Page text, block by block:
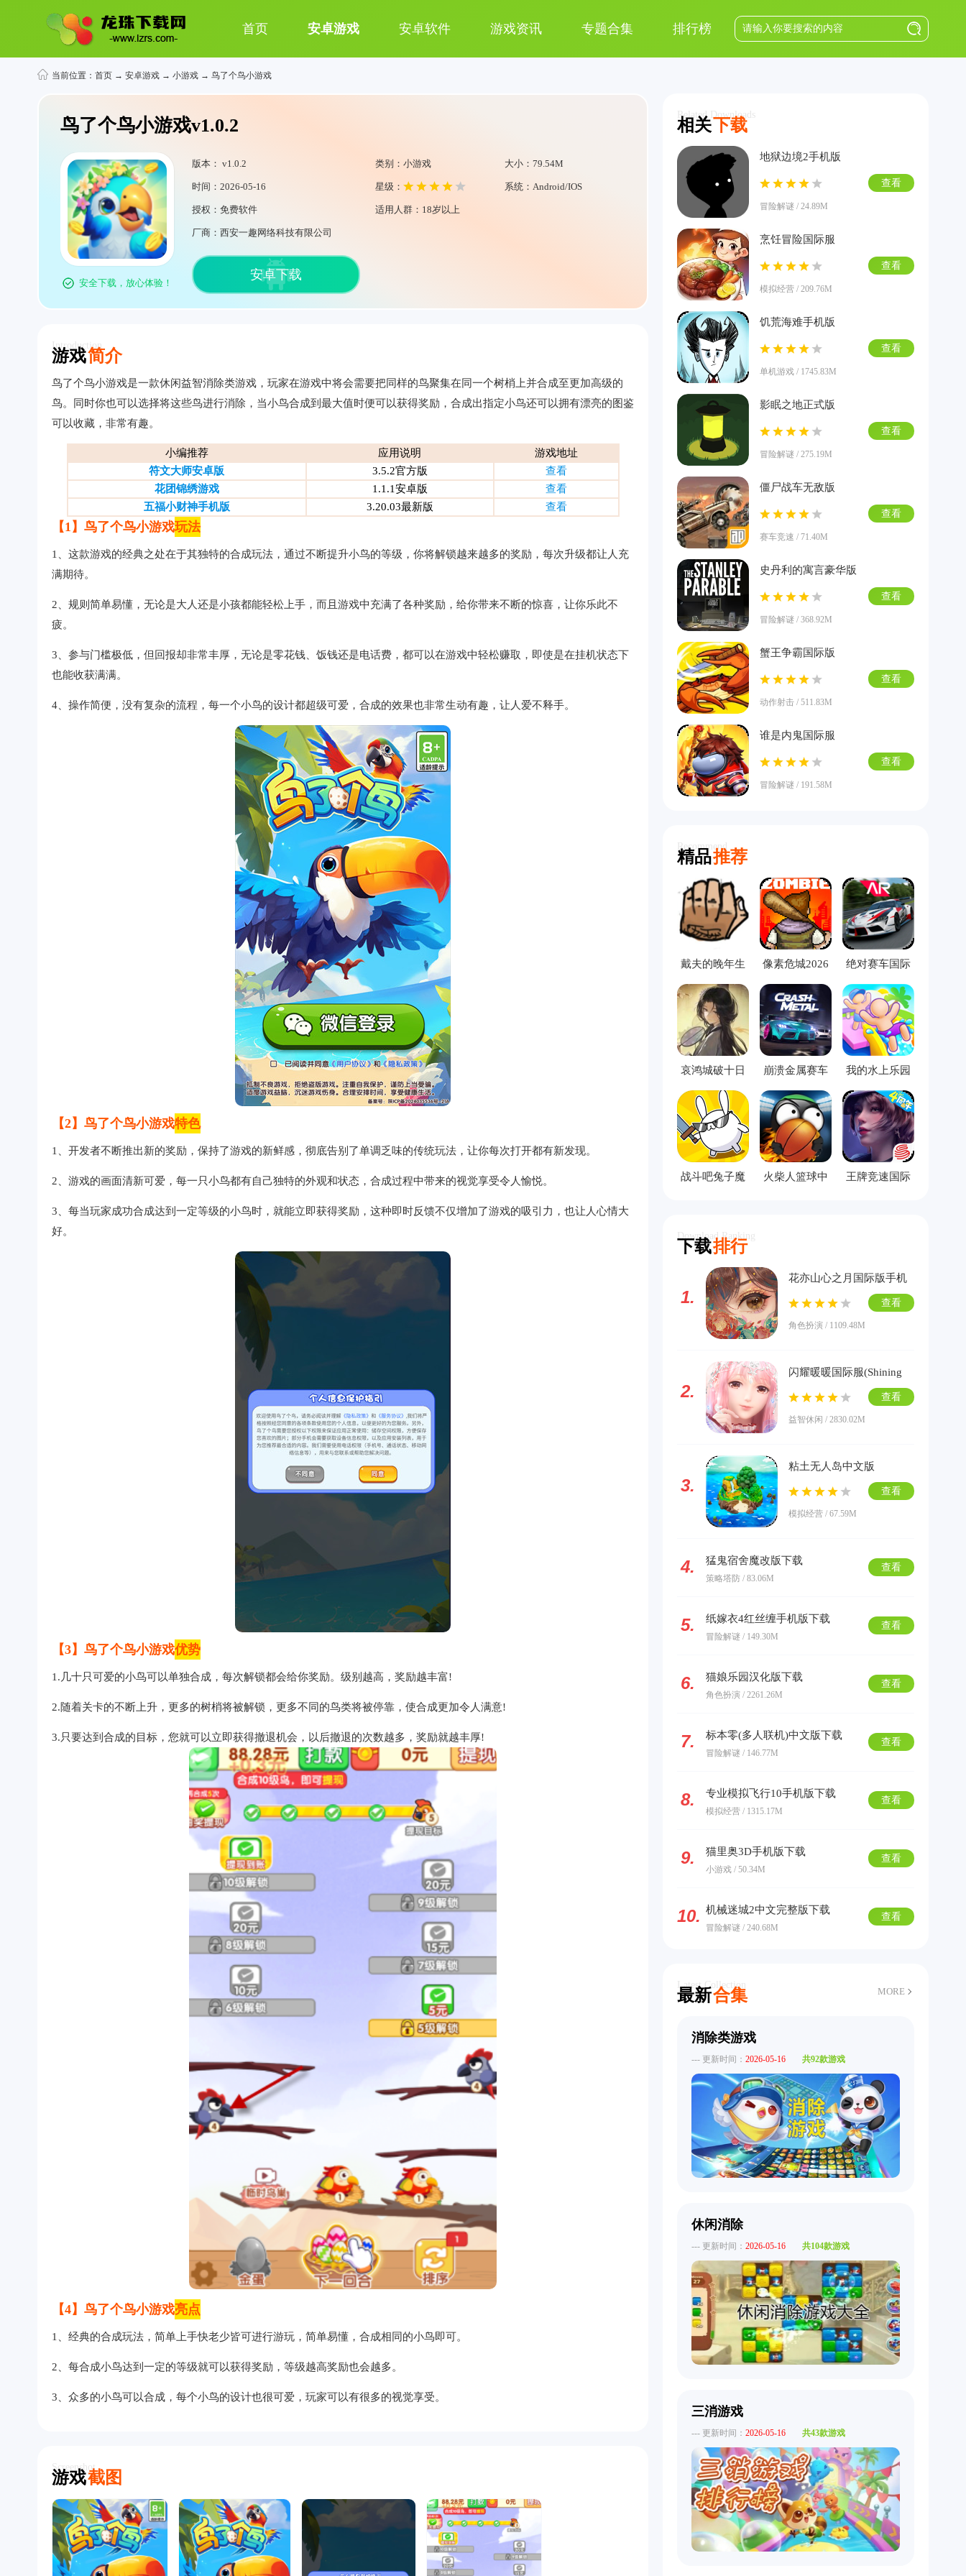
首页 安卓游戏 安卓软件 游戏资讯 专题合集 排行榜
当前位置： 首页 → 安卓游戏 → 小游戏 → 鸟了个鸟小游戏
鸟了个鸟小游戏v1.0.2
安全下载，放心体验！
版本： v1.0.2 类别：小游戏 大小：79.54M
时间：2026-05-16 星级： 系统：Android/IOS
授权：免费软件 适用人群：18岁以上
厂商：西安一趣网络科技有限公司
安卓下载
游戏简介
Introduction
鸟了个鸟小游戏是一款休闲益智消除类游戏，玩家在游戏中将会需要把同样的鸟聚集在同一个树梢上并合成至更加高级的
鸟。同时你也可以选择将这些鸟进行消除，当小鸟合成到最大值时便可以获得奖励，合成出指定小鸟还可以拥有漂亮的图鉴
可以收藏，非常有趣。
小编推荐 应用说明
游戏地址
符文大师安卓版
3.5.2官方版
查看
花团锦绣游戏
1.1.1安卓版
查看
五福小财神手机版
3.20.03最新版 查看
【1】鸟了个鸟小游戏玩法
1、这款游戏的经典之处在于其独特的合成玩法，通过不断提升小鸟的等级，你将解锁越来越多的奖励 ，每次升级都让人充
满期待。
2、规则简单易懂，无论是大人还是小孩都能轻松上手，而且游戏中充满了各种奖励，给你带来不断的惊喜，让你乐此不
疲。
3、参与门槛极低，但回报却非常丰厚，无论是零花钱、饭钱还是电话费，都可以在游戏中轻松赚取，即使是在挂机状态下
也能收获满满。
4、操作简便，没有复杂的流程，每一个小鸟的设计都超级可爱，合成的效果也非常生动有趣，让人爱不释手。
【2】鸟了个鸟小游戏特色
1、开发者不断推出新的奖励，保持了游戏的新鲜感，彻底告别了单调乏味的传统玩法，让你每次打开都有新发现。
2、游戏的画面清新可爱，每一只小鸟都有自己独特的外观和状态，合成过程中带来的视觉享受令人愉悦。
3、每当玩家成功合成达到一定等级的小鸟时，就能立即获得奖励，这种即时反馈不仅增加了游戏的吸引力，也让人心情大
好。
【3】鸟了个鸟小游戏优势
1.几十只可爱的小鸟可以单独合成，每次解锁都会给你奖励。级别越高， 奖励越丰富!
2.随着关卡的不断上升，更多的树梢将被解锁，更多不同的鸟类将被停靠，使合成更加令人满意!
3.只要达到合成的目标，您就可以立即获得撤退机会，以后撤退的次数越多，奖励就越丰厚!
【4】鸟了个鸟小游戏亮点
1、经典的合成玩法，简单上手快老少皆可进行游玩，简单易懂，合成相同的小鸟即可。
2、每合成小鸟达到一定的等级就可以获得奖励，等级越高奖励也会越多。
3、众多的小鸟可以合成，每个小鸟的设计也很可爱，玩家可以有很多的视觉享受。
游戏截图
Screenshot
相关下载
Related Downloads
地狱边境2手机版
冒险解谜 / 24.89M
查看
烹饪冒险国际服
模拟经营 / 209.76M
查看
饥荒海难手机版
单机游戏 / 1745.83M
查看
影眠之地正式版
冒险解谜 / 275.19M
查看
僵尸战车无敌版
赛车竞速 / 71.40M
查看
史丹利的寓言豪华版
冒险解谜 / 368.92M
查看
蟹王争霸国际版
动作射击 / 511.83M
查看
谁是内鬼国际服
冒险解谜 / 191.58M
查看
精品推荐
Recommend
戴夫的晚年生
活手机版
像素危城2026
绝对赛车国际
服
哀鸿城破十日
记完整版
崩溃金属赛车
中文版
我的水上乐园
模拟器
战斗吧兔子魔
火柴人篮球中
王牌竞速国际
下载排行
Download Ranking
1.
花亦山心之月国际版手机
版下载
角色扮演 / 1109.48M
查看
2.
闪耀暖暖国际服(Shining
Nikki)下载
益智休闲 / 2830.02M
查看
3.
粘土无人岛中文版
模拟经营 / 67.59M
查看
4. 猛鬼宿舍魔改版下载
策略塔防 / 83.06M
查看
5. 纸嫁衣4红丝缠手机版下载
冒险解谜 / 149.30M
查看
6. 猫娘乐园汉化版下载
角色扮演 / 2261.26M
查看
7. 标本零(多人联机)中文版下载
冒险解谜 / 146.77M
查看
8. 专业模拟飞行10手机版下载
模拟经营 / 1315.17M
查看
9. 猫里奥3D手机版下载
小游戏 / 50.34M
查看
10. 机械迷城2中文完整版下载
冒险解谜 / 240.68M
查看
最新合集
Latest Collection
MORE
消除类游戏
--- 更新时间： 2026-05-16 共92款游戏
休闲消除
--- 更新时间： 2026-05-16 共104款游戏
三消游戏
--- 更新时间： 2026-05-16 共43款游戏